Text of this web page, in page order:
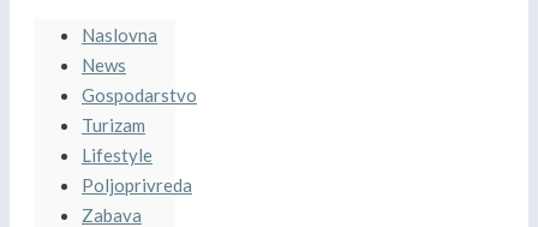
Naslovna
News
Gospodarstvo
Turizam
Lifestyle
Poljoprivreda
Zabava